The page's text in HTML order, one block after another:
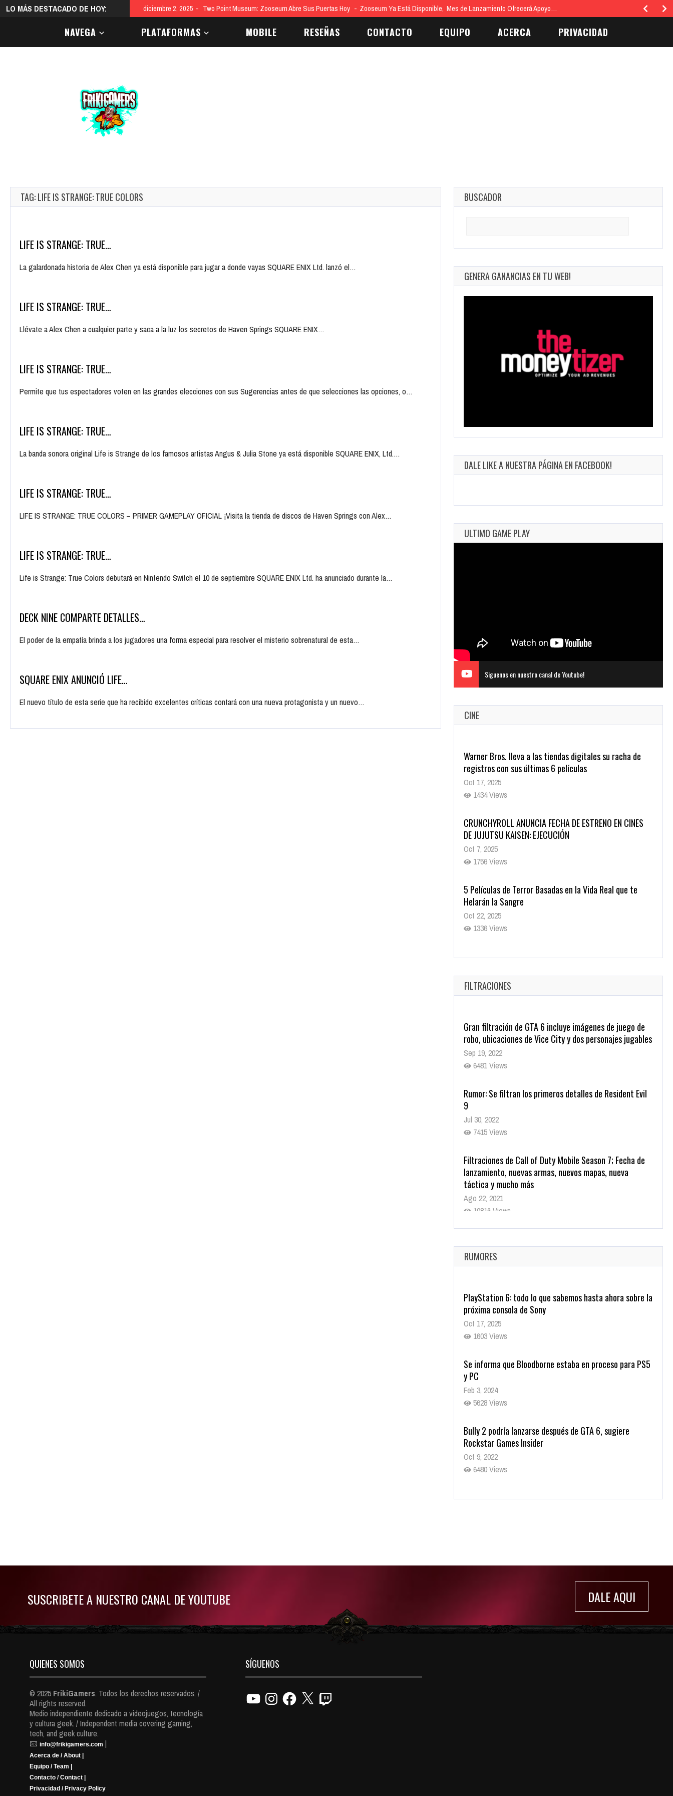
LO MÁS DESTACADO DE HOY: diciembre 2, 2025 Two Point Museum: Zooseum Abre Sus Puertas Hoy Zooseum Ya Está Disponible, Mes de Lanzamiento Ofrecerá Apoyo…
NAVEGA PLATAFORMAS MOBILE RESEÑAS CONTACTO EQUIPO ACERCA PRIVACIDAD
TAG: LIFE IS STRANGE: TRUE COLORS
LIFE IS STRANGE: TRUE…
La galardonada historia de Alex Chen ya está disponible para jugar a donde vayas SQUARE ENIX Ltd. lanzó el…
LIFE IS STRANGE: TRUE…
Llévate a Alex Chen a cualquier parte y saca a la luz los secretos de Haven Springs SQUARE ENIX…
LIFE IS STRANGE: TRUE…
Permite que tus espectadores voten en las grandes elecciones con sus Sugerencias antes de que selecciones las opciones, o…
LIFE IS STRANGE: TRUE…
La banda sonora original Life is Strange de los famosos artistas Angus & Julia Stone ya está disponible SQUARE ENIX, Ltd.…
LIFE IS STRANGE: TRUE…
LIFE IS STRANGE: TRUE COLORS – PRIMER GAMEPLAY OFICIAL ¡Visita la tienda de discos de Haven Springs con Alex…
LIFE IS STRANGE: TRUE…
Life is Strange: True Colors debutará en Nintendo Switch el 10 de septiembre SQUARE ENIX Ltd. ha anunciado durante la…
DECK NINE COMPARTE DETALLES…
El poder de la empatía brinda a los jugadores una forma especial para resolver el misterio sobrenatural de esta…
SQUARE ENIX ANUNCIÓ LIFE…
El nuevo título de esta serie que ha recibido excelentes críticas contará con una nueva protagonista y un nuevo…
BUSCADOR
GENERA GANANCIAS EN TU WEB!
DALE LIKE A NUESTRA PÁGINA EN FACEBOOK!
ULTIMO GAME PLAY
Siguenos en nuestro canal de Youtube!
CINE
Warner Bros. lleva a las tiendas digitales su racha de
registros con sus últimas 6 películas
Oct 17, 2025
1434 Views
CRUNCHYROLL ANUNCIA FECHA DE ESTRENO EN CINES
DE JUJUTSU KAISEN: EJECUCIÓN
Oct 7, 2025
1756 Views
5 Películas de Terror Basadas en la Vida Real que te
Helarán la Sangre
Oct 22, 2025
1336 Views
Revive el terror: El conjuro 4: Últimos ritos ya está
Oct 20, 2025
1378 Views
FILTRACIONES
Gran filtración de GTA 6 incluye imágenes de juego de
robo, ubicaciones de Vice City y dos personajes jugables
Sep 19, 2022
6481 Views
Rumor: Se filtran los primeros detalles de Resident Evil
9
Jul 30, 2022
7415 Views
Filtraciones de Call of Duty Mobile Season 7; Fecha de
lanzamiento, nuevas armas, nuevos mapas, nueva
táctica y mucho más
Ago 22, 2021
10816 Views
La configuración de Call of Duty 2021 aparentemente
Ago 8, 2021
10002 Views
RUMORES
PlayStation 6: todo lo que sabemos hasta ahora sobre la
próxima consola de Sony
Oct 17, 2025
1603 Views
Se informa que Bloodborne estaba en proceso para PS5
y PC
Feb 3, 2024
5628 Views
Bully 2 podría lanzarse después de GTA 6, sugiere
Rockstar Games Insider
Oct 9, 2022
6480 Views
Rumor: Se filtran los primeros detalles de Resident Evil
SUSCRIBETE A NUESTRO CANAL DE YOUTUBE DALE AQUI
QUIENES SOMOS
© 2025 FrikiGamers. Todos los derechos reservados. /
All rights reserved.
Medio independiente dedicado a videojuegos, tecnología
y cultura geek. / Independent media covering gaming,
tech, and geek culture.
📧 info@frikigamers.com |
Acerca de / About |
Equipo / Team |
Contacto / Contact |
Privacidad / Privacy Policy
SÍGUENOS
YouTubeInstagramFacebook
X Twitch